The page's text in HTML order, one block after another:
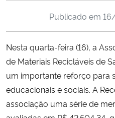
Ministério da Ciência, Tecnologia,
Ministério do Meio Ambiente
Ministério do Turismo
Ministério do Desenvolvimento
Publicado em
Nesta quarta-feira (16), a
de Materiais Recicláveis de
um importante reforço para
educacionais e sociais. A
associação uma série de